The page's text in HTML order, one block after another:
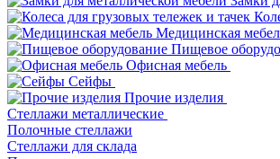
Медицинская
Пищевое
Офисная мебель
Сейфы
Прочие изделия
Стеллажи металлические
Полочные стеллажи
Стеллажи для склада